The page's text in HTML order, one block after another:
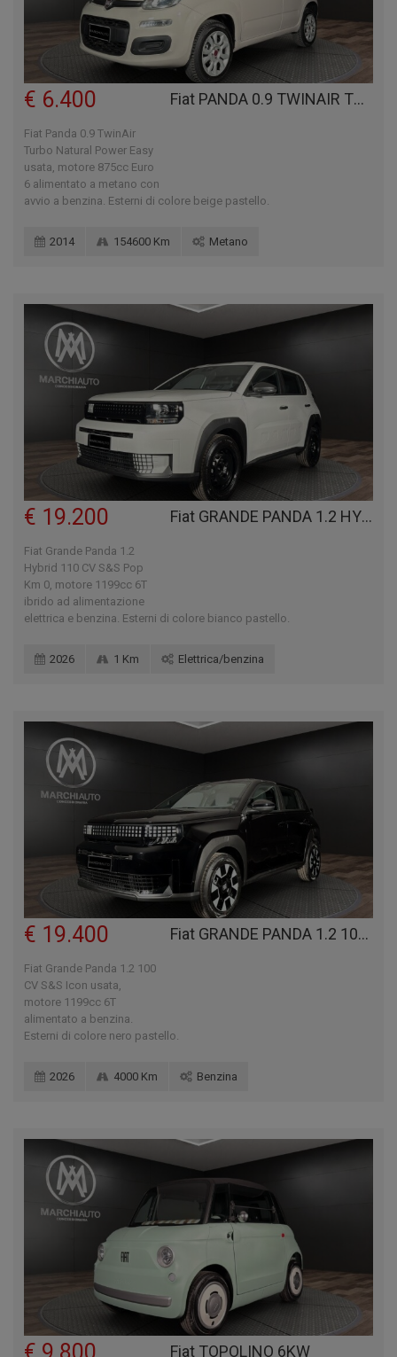
Fiat PANDA 0.9 TWINAIR TURBO NATURAL POWER EASY
€ 6.400
Fiat Panda 0.9 TwinAir
Turbo Natural Power Easy
usata, motore 875cc Euro
6 alimentato a metano con
avvio a benzina. Esterni di colore beige pastello.
2014 154600 Km Metano
Fiat GRANDE PANDA 1.2 HYBRID 110 CV S&S POP
€ 19.200
Fiat Grande Panda 1.2
Hybrid 110 CV S&S Pop
Km 0, motore 1199cc 6T
ibrido ad alimentazione
elettrica e benzina. Esterni di colore bianco pastello.
2026 1 Km Elettrica/benzina
Fiat GRANDE PANDA 1.2 100 CV S&S ICON
€ 19.400
Fiat Grande Panda 1.2 100
CV S&S Icon usata,
motore 1199cc 6T
alimentato a benzina.
Esterni di colore nero pastello.
2026 4000 Km Benzina
Fiat TOPOLINO 6KW